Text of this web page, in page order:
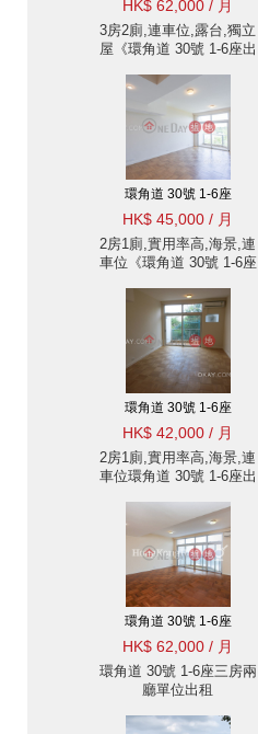
HK$ 62,000 / 月
3房2廁,連車位,露台,獨立
屋《環角道 30號 1-6座出
環角道 30號 1-6座
HK$ 45,000 / 月
2房1廁,實用率高,海景,連
車位《環角道 30號 1-6座
環角道 30號 1-6座
HK$ 42,000 / 月
2房1廁,實用率高,海景,連
車位環角道 30號 1-6座出
環角道 30號 1-6座
HK$ 62,000 / 月
環角道 30號 1-6座三房兩
廳單位出租